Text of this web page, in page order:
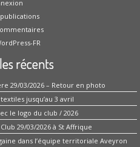
FR
récents
29/03/2026 – Retour en photo
jusqu’au 3 avril
le logo du club / 2026
29/03/2026 à St Affrique
dans l’équipe territoriale Aveyron